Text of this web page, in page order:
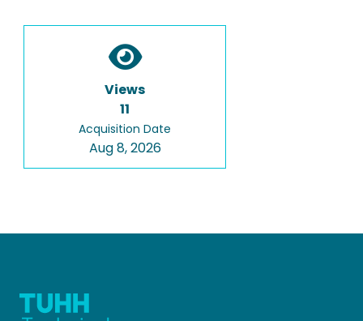
Views
11
Acquisition Date
Aug 8, 2026